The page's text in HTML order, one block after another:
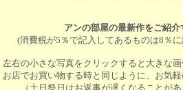
アンの部屋の最新作をご紹
(消費税が5％で記入してあるものは8％
左右の小さな写真をクリックすると大きな画
お店でお買い物する時と同じように、お気軽
（土日祭日はお返事が遅くなることが